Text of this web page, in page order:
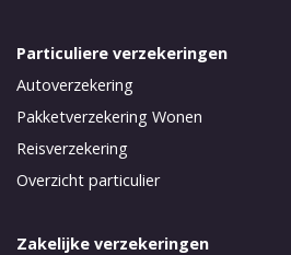
Particuliere verzekeringen
Autoverzekering
Pakketverzekering Wonen
Reisverzekering
Overzicht particulier
Zakelijke verzekeringen